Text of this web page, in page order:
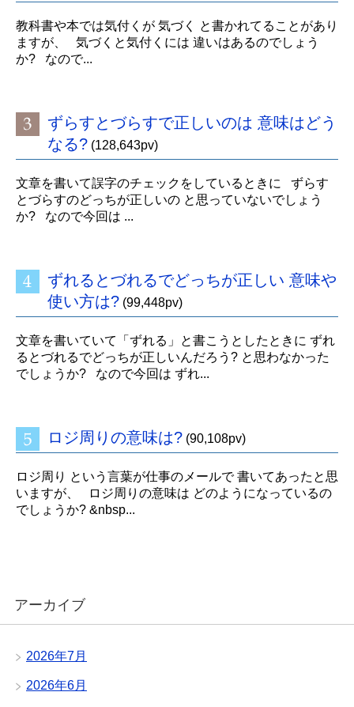
教科書や本では気付くが 気づく と書かれてることがあり
ますが、 気づくと気付くには 違いはあるのでしょう
か? なので...
ずらすとづらすで正しいのは 意味はどう
なる? (128,643pv)
文章を書いて誤字のチェックをしているときに ずらす
とづらすのどっちが正しいの と思っていないでしょう
か? なので今回は ...
ずれるとづれるでどっちが正しい 意味や
使い方は? (99,448pv)
文章を書いていて「ずれる」と書こうとしたときに ずれ
るとづれるでどっちが正しいんだろう? と思わなかった
でしょうか? なので今回は ずれ...
ロジ周りの意味は? (90,108pv)
ロジ周り という言葉が仕事のメールで 書いてあったと思
いますが、 ロジ周りの意味は どのようになっているの
でしょうか? &nbsp...
アーカイブ
2026年7月
2026年6月